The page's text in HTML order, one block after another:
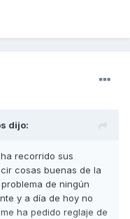
dijo:
recorrido sus
cosas buenas de la
de ningún
y a día de hoy no
ha pedido reglaje de